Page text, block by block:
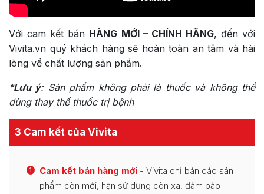
Với cam kết bán HÀNG MỚI – CHÍNH HÃNG, đến với
Vivita.vn quý khách hàng sẽ hoàn toàn an tâm và hài
lòng về chất lượng sản phẩm.
*Lưu ý: Sản phẩm không phải là thuốc và không thể
dùng thay thế thuốc trị bệnh
3 Cam kết của Vivita
1 Cam kết bán hàng mới - Vivita chỉ bán các sản
phẩm còn mới, hạn sử dụng còn xa, đảm bảo